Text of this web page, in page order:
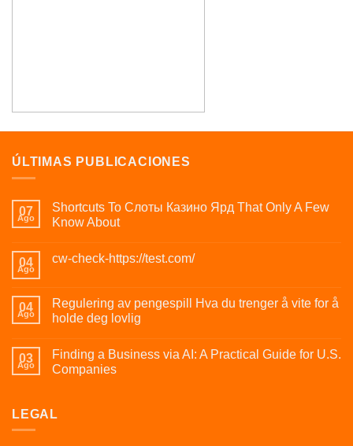
ÚLTIMAS PUBLICACIONES
07
Ago
Shortcuts To Слоты Казино Ярд That Only A Few
Know About
04
Ago
cw-check-https://test.com/
04
Ago
Regulering av pengespill Hva du trenger å vite for å
holde deg lovlig
03
Ago
Finding a Business via AI: A Practical Guide for U.S.
Companies
LEGAL